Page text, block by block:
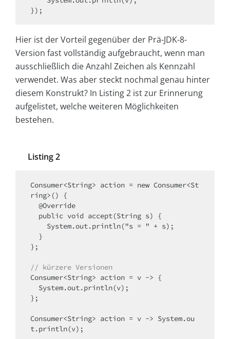
});
Hier ist der Vorteil gegenüber der Prä-JDK-8-
Version fast vollständig aufgebraucht, wenn man
ausschließlich die Anzahl Zeichen als Kennzahl
verwendet. Was aber steckt nochmal genau hinter
diesem Konstrukt? In Listing 2 ist zur Erinnerung
aufgelistet, welche weiteren Möglichkeiten
bestehen.
Listing 2
Consumer<String> action = new Consumer<St
ring>() {
};
// kürzere Versionen
Consumer<String> action = v -> {
};
Consumer<String> action = v -> System.ou
t.println(v);